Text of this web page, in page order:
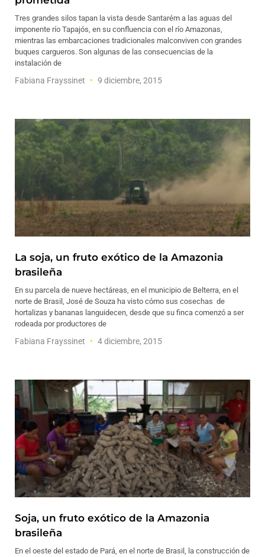
Tres grandes silos tapan la vista desde Santarém a las aguas del
imponente río Tapajós, en su confluencia con el río Amazonas,
mientras las embarcaciones tradicionales malconviven con grandes
buques cargueros. Son algunas de las consecuencias de la
instalación de
Fabiana Frayssinet 9 diciembre, 2015
La soja, un fruto exótico de la Amazonia
brasileña
En su parcela de nueve hectáreas, en el municipio de Belterra, en el
norte de Brasil, José de Souza ha visto cómo sus cosechas de
hortalizas y bananas languidecen, desde que su finca comenzó a ser
rodeada por productores de
Fabiana Frayssinet 4 diciembre, 2015
Soja, un fruto exótico de la Amazonia
brasileña
En el oeste del estado de Pará, en el norte de Brasil, la construcción de